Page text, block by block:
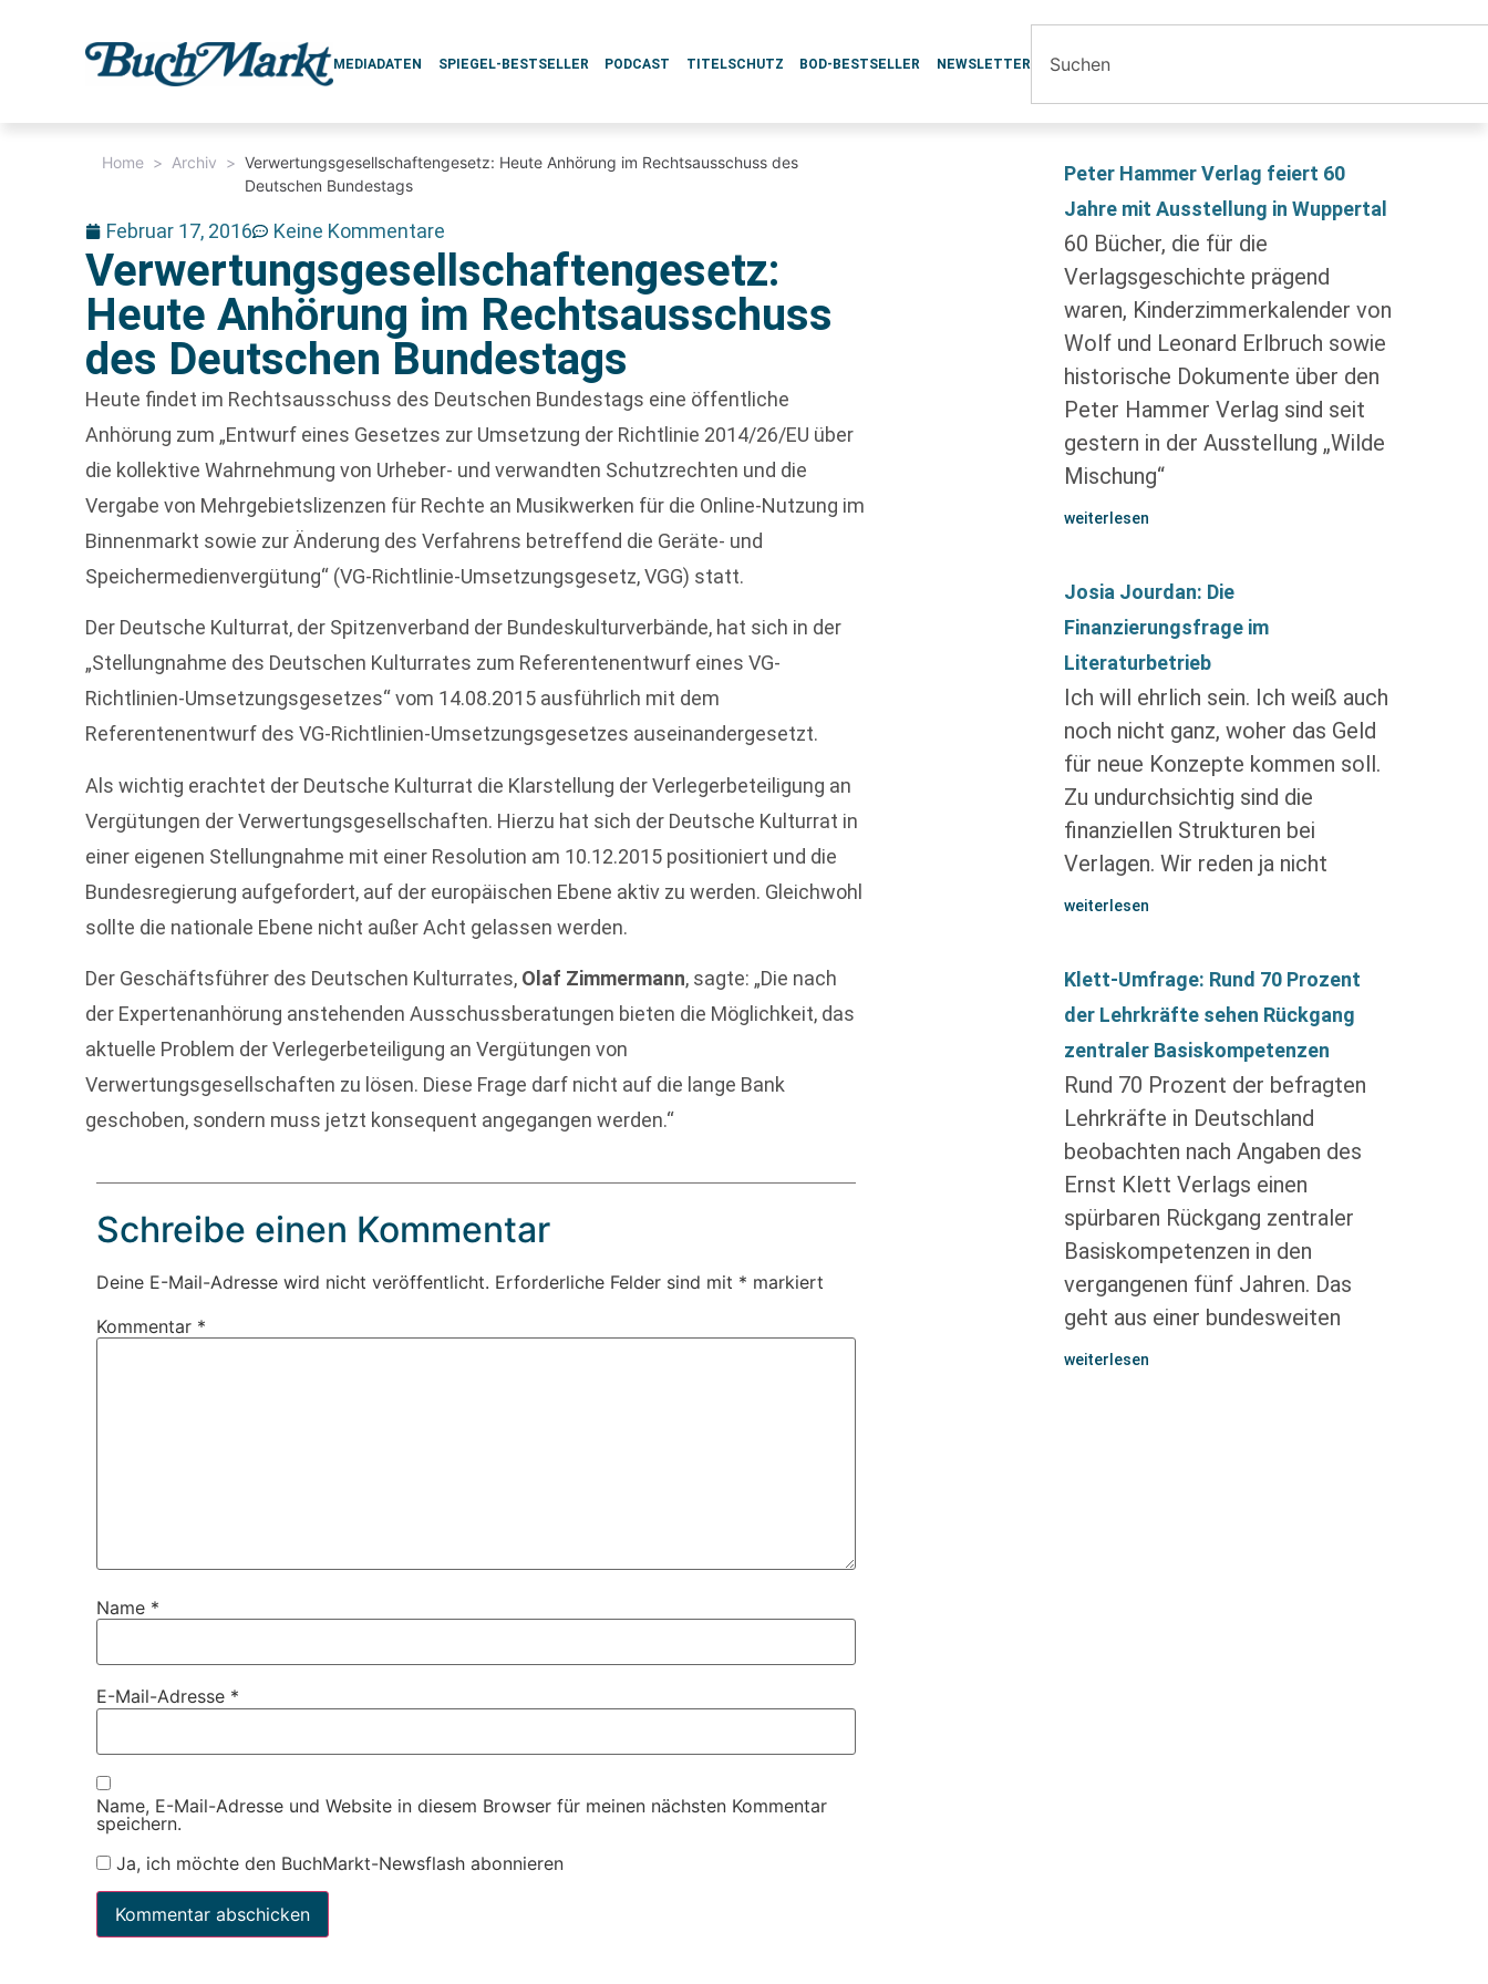
MEDIADATEN SPIEGEL-BESTSELLER PODCAST TITELSCHUTZ BOD-BESTSELLER NEWSLETTER
Home > Archiv > Verwertungsgesellschaftengesetz: Heute Anhörung im Rechtsausschuss des
Deutschen Bundestags
Februar 17, 2016 Keine Kommentare
Verwertungsgesellschaftengesetz:
Heute Anhörung im Rechtsausschuss
des Deutschen Bundestags
Heute findet im Rechtsausschuss des Deutschen Bundestags eine öffentliche
Anhörung zum „Entwurf eines Gesetzes zur Umsetzung der Richtlinie 2014/26/EU über
die kollektive Wahrnehmung von Urheber- und verwandten Schutzrechten und die
Vergabe von Mehrgebietslizenzen für Rechte an Musikwerken für die Online-Nutzung im
Binnenmarkt sowie zur Änderung des Verfahrens betreffend die Geräte- und
Speichermedienvergütung“ (VG-Richtlinie-Umsetzungsgesetz, VGG) statt.
Der Deutsche Kulturrat, der Spitzenverband der Bundeskulturverbände, hat sich in der
„Stellungnahme des Deutschen Kulturrates zum Referentenentwurf eines VG-
Richtlinien-Umsetzungsgesetzes“ vom 14.08.2015 ausführlich mit dem
Referentenentwurf des VG-Richtlinien-Umsetzungsgesetzes auseinandergesetzt.
Als wichtig erachtet der Deutsche Kulturrat die Klarstellung der Verlegerbeteiligung an
Vergütungen der Verwertungsgesellschaften. Hierzu hat sich der Deutsche Kulturrat in
einer eigenen Stellungnahme mit einer Resolution am 10.12.2015 positioniert und die
Bundesregierung aufgefordert, auf der europäischen Ebene aktiv zu werden. Gleichwohl
sollte die nationale Ebene nicht außer Acht gelassen werden.
Der Geschäftsführer des Deutschen Kulturrates, Olaf Zimmermann, sagte: „Die nach
der Expertenanhörung anstehenden Ausschussberatungen bieten die Möglichkeit, das
aktuelle Problem der Verlegerbeteiligung an Vergütungen von
Verwertungsgesellschaften zu lösen. Diese Frage darf nicht auf die lange Bank
geschoben, sondern muss jetzt konsequent angegangen werden.“
Schreibe einen Kommentar
Deine E-Mail-Adresse wird nicht veröffentlicht. Erforderliche Felder sind mit * markiert
Kommentar *
Name *
E-Mail-Adresse *
Name, E-Mail-Adresse und Website in diesem Browser für meinen nächsten Kommentar
speichern.
Ja, ich möchte den BuchMarkt-Newsflash abonnieren
Peter Hammer Verlag feiert 60
Jahre mit Ausstellung in Wuppertal
60 Bücher, die für die
Verlagsgeschichte prägend
waren, Kinderzimmerkalender von
Wolf und Leonard Erlbruch sowie
historische Dokumente über den
Peter Hammer Verlag sind seit
gestern in der Ausstellung „Wilde
Mischung“
weiterlesen
Josia Jourdan: Die
Finanzierungsfrage im
Literaturbetrieb
Ich will ehrlich sein. Ich weiß auch
noch nicht ganz, woher das Geld
für neue Konzepte kommen soll.
Zu undurchsichtig sind die
finanziellen Strukturen bei
Verlagen. Wir reden ja nicht
weiterlesen
Klett-Umfrage: Rund 70 Prozent
der Lehrkräfte sehen Rückgang
zentraler Basiskompetenzen
Rund 70 Prozent der befragten
Lehrkräfte in Deutschland
beobachten nach Angaben des
Ernst Klett Verlags einen
spürbaren Rückgang zentraler
Basiskompetenzen in den
vergangenen fünf Jahren. Das
geht aus einer bundesweiten
weiterlesen